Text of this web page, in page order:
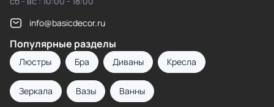
info@basicdecor.ru
Популярные разделы
Люстры Бра Диваны Кресла
Зеркала Вазы Ванны